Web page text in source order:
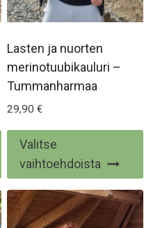
Tällä
tuotteella
on
useampi
muunnelma.
Lasten ja nuorten
merinotuubikauluri –
Tummanharmaa
29,90 €
Valitse
vaihtoehdoista
on